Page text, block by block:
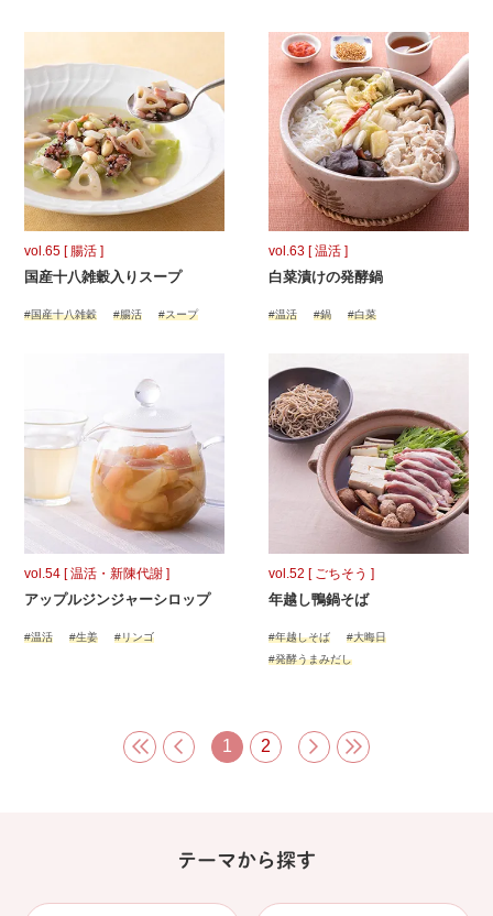
vol.65 [ 腸活 ]
国産十八雑穀入りスープ
#国産十八雑穀 #腸活 #スープ
vol.63 [ 温活 ]
白菜漬けの発酵鍋
#温活 #鍋 #白菜
vol.54 [ 温活・新陳代謝 ]
アップルジンジャーシロップ
#温活 #生姜 #リンゴ
vol.52 [ ごちそう ]
年越し鴨鍋そば
#年越しそば
#大晦日
#発酵うまみだし
1 2
テーマから探す